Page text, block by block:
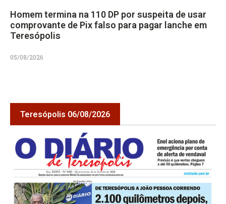
Homem termina na 110 DP por suspeita de usar
comprovante de Pix falso para pagar lanche em
Teresópolis
05/08/2026
Teresópolis 06/08/2026